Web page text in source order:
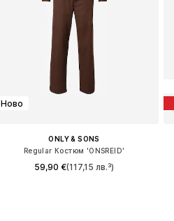
Ново
ONLY & SONS
Regular Костюм 'ONSREID'
59,90 €(117,15 лв.³)